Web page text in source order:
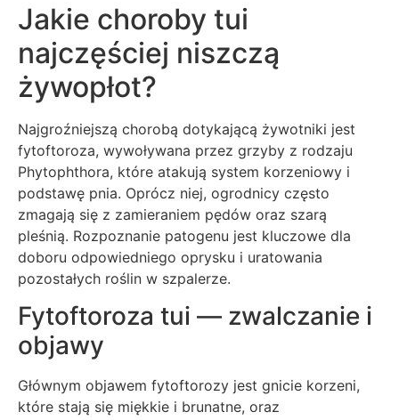
Jakie choroby tui
najczęściej niszczą
żywopłot?
Najgroźniejszą chorobą dotykającą żywotniki jest
fytoftoroza, wywoływana przez grzyby z rodzaju
Phytophthora, które atakują system korzeniowy i
podstawę pnia. Oprócz niej, ogrodnicy często
zmagają się z zamieraniem pędów oraz szarą
pleśnią. Rozpoznanie patogenu jest kluczowe dla
doboru odpowiedniego oprysku i uratowania
pozostałych roślin w szpalerze.
Fytoftoroza tui — zwalczanie i
objawy
Głównym objawem fytoftorozy jest gnicie korzeni,
które stają się miękkie i brunatne, oraz